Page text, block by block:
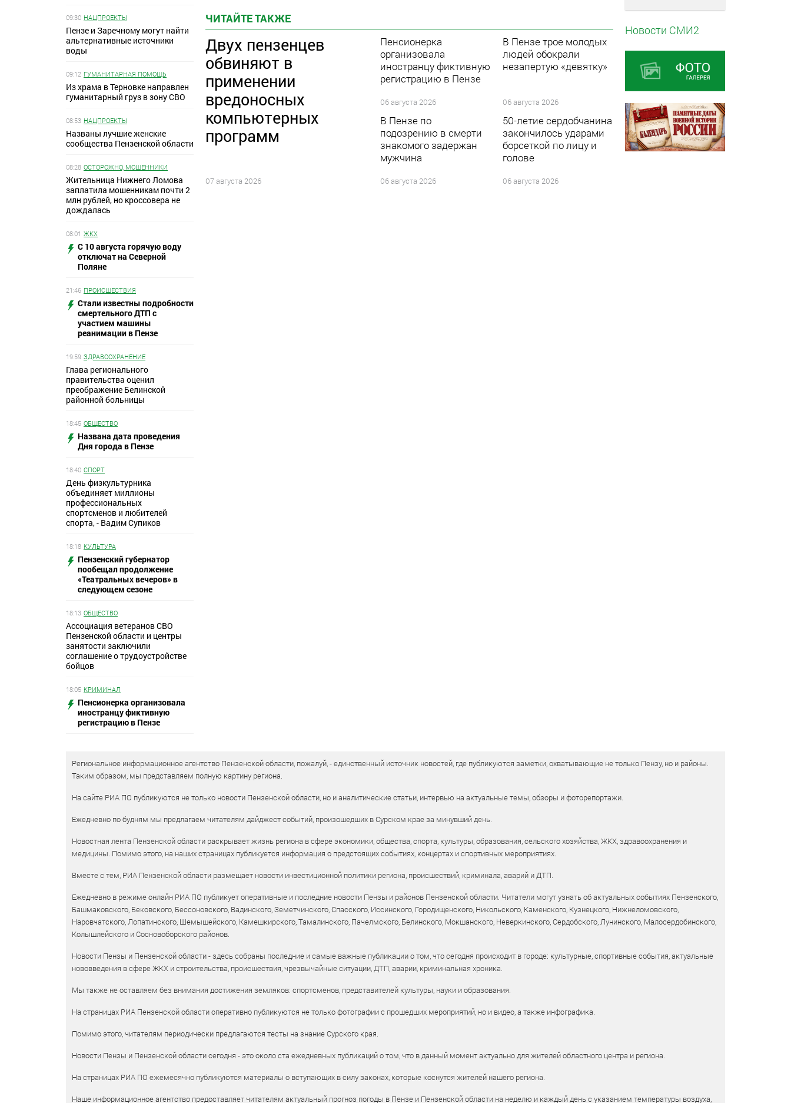
09:30 НАЦПРОЕКТЫ
Пензе и Заречному могут найти
альтернативные источники
воды
09:12 ГУМАНИТАРНАЯ ПОМОЩЬ
Из храма в Терновке направлен
гуманитарный груз в зону СВО
08:53 НАЦПРОЕКТЫ
Названы лучшие женские
сообщества Пензенской области
08:28 ОСТОРОЖНО, МОШЕННИКИ
Жительница Нижнего Ломова
заплатила мошенникам почти 2
млн рублей, но кроссовера не
дождалась
08:01 ЖКХ
С 10 августа горячую воду
отключат на Северной
Поляне
21:46 ПРОИСШЕСТВИЯ
Стали известны подробности
смертельного ДТП с
участием машины
реанимации в Пензе
19:59 ЗДРАВООХРАНЕНИЕ
Глава регионального
правительства оценил
преображение Белинской
районной больницы
18:45 ОБЩЕСТВО
Названа дата проведения
Дня города в Пензе
18:40 СПОРТ
День физкультурника
объединяет миллионы
профессиональных
спортсменов и любителей
спорта, - Вадим Супиков
18:18 КУЛЬТУРА
Пензенский губернатор
пообещал продолжение
«Театральных вечеров» в
следующем сезоне
18:13 ОБЩЕСТВО
Ассоциация ветеранов СВО
Пензенской области и центры
занятости заключили
соглашение о трудоустройстве
бойцов
18:05 КРИМИНАЛ
Пенсионерка организовала
иностранцу фиктивную
регистрацию в Пензе
ЧИТАЙТЕ ТАКЖЕ
Двух пензенцев
обвиняют в
применении
вредоносных
компьютерных
программ
07 августа 2026
Пенсионерка
организовала
иностранцу фиктивную
регистрацию в Пензе
06 августа 2026
В Пензе трое молодых
людей обокрали
незапертую «девятку»
06 августа 2026
В Пензе по
подозрению в смерти
знакомого задержан
мужчина
06 августа 2026
50-летие сердобчанина
закончилось ударами
борсеткой по лицу и
голове
06 августа 2026
Новости СМИ2
Региональное информационное агентство Пензенской области, пожалуй, - единственный источник новостей, где публикуются заметки, охватывающие не только Пензу, но и районы.
Таким образом, мы представляем полную картину региона.
На сайте РИА ПО публикуются не только новости Пензенской области, но и аналитические статьи, интервью на актуальные темы, обзоры и фоторепортажи.
Ежедневно по будням мы предлагаем читателям дайджест событий, произошедших в Сурском крае за минувший день.
Новостная лента Пензенской области раскрывает жизнь региона в сфере экономики, общества, спорта, культуры, образования, сельского хозяйства, ЖКХ, здравоохранения и
медицины. Помимо этого, на наших страницах публикуется информация о предстоящих событиях, концертах и спортивных мероприятиях.
Вместе с тем, РИА Пензенской области размещает новости инвестиционной политики региона, происшествий, криминала, аварий и ДТП.
Ежедневно в режиме онлайн РИА ПО публикует оперативные и последние новости Пензы и районов Пензенской области. Читатели могут узнать об актуальных событиях Пензенского,
Башмаковского, Бековского, Бессоновского, Вадинского, Земетчинского, Спасского, Иссинского, Городищенского, Никольского, Каменского, Кузнецкого, Нижнеломовского,
Наровчатского, Лопатинского, Шемышейского, Камешкирского, Тамалинского, Пачелмского, Белинского, Мокшанского, Неверкинского, Сердобского, Лунинского, Малосердобинского,
Колышлейского и Сосновоборского районов.
Новости Пензы и Пензенской области - здесь собраны последние и самые важные публикации о том, что сегодня происходит в городе: культурные, спортивные события, актуальные
нововведения в сфере ЖКХ и строительства, происшествия, чрезвычайные ситуации, ДТП, аварии, криминальная хроника.
Мы также не оставляем без внимания достижения земляков: спортсменов, представителей культуры, науки и образования.
На страницах РИА Пензенской области оперативно публикуются не только фотографии с прошедших мероприятий, но и видео, а также инфографика.
Помимо этого, читателям периодически предлагаются тесты на знание Сурского края.
Новости Пензы и Пензенской области сегодня - это около ста ежедневных публикаций о том, что в данный момент актуально для жителей областного центра и региона.
На страницах РИА ПО ежемесячно публикуются материалы о вступающих в силу законах, которые коснутся жителей нашего региона.
Наше информационное агентство предоставляет читателям актуальный прогноз погоды в Пензе и Пензенской области на неделю и каждый день с указанием температуры воздуха,